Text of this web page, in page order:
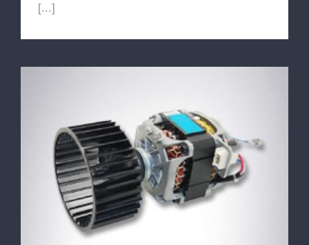
[...]
Μοτέρ & Φτερωτές